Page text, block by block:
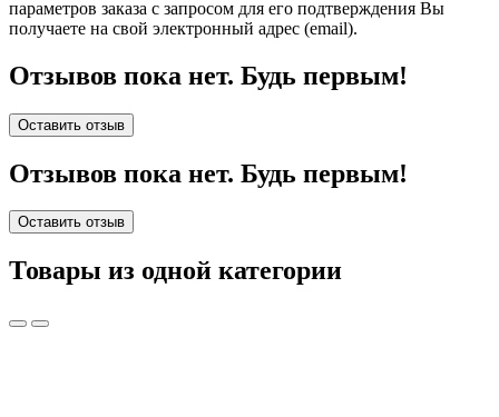
параметров заказа с запросом для его подтверждения Вы
получаете на свой электронный адрес (email).
Отзывов пока нет. Будь первым!
Оставить отзыв
Отзывов пока нет. Будь первым!
Оставить отзыв
Товары из одной категории